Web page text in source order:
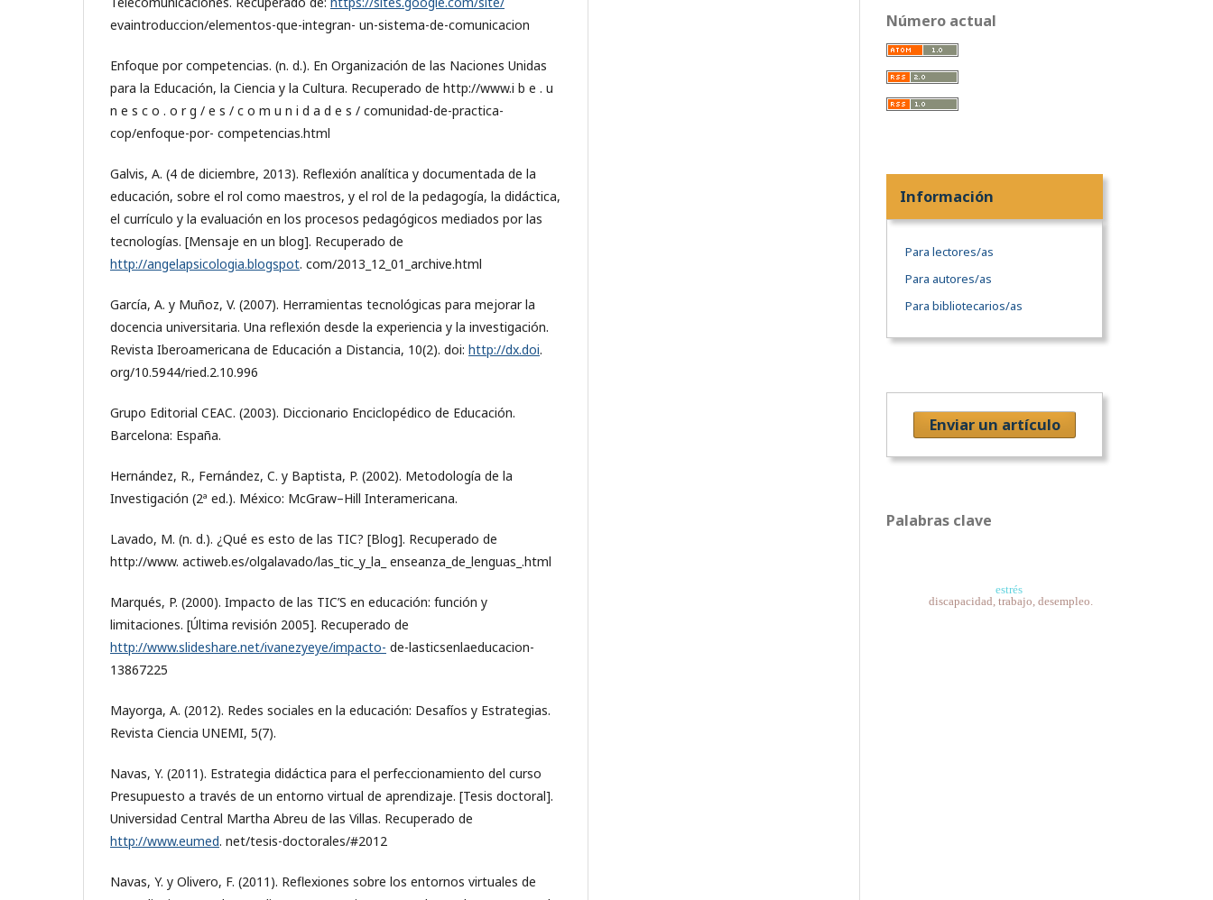
evaintroduccion/elementos-que-integran- un-sistema-de-comunicacion
Enfoque por competencias. (n. d.). En Organización de las Naciones Unidas
para la Educación, la Ciencia y la Cultura. Recuperado de http://www.i b e . u
n e s c o . o r g / e s / c o m u n i d a d e s / comunidad-de-practica-
cop/enfoque-por- competencias.html
Galvis, A. (4 de diciembre, 2013). Reflexión analítica y documentada de la
educación, sobre el rol como maestros, y el rol de la pedagogía, la didáctica,
el currículo y la evaluación en los procesos pedagógicos mediados por las
tecnologías. [Mensaje en un blog]. Recuperado de
http://angelapsicologia.blogspot. com/2013_12_01_archive.html
García, A. y Muñoz, V. (2007). Herramientas tecnológicas para mejorar la
docencia universitaria. Una reflexión desde la experiencia y la investigación.
Revista Iberoamericana de Educación a Distancia, 10(2). doi: http://dx.doi.
org/10.5944/ried.2.10.996
Grupo Editorial CEAC. (2003). Diccionario Enciclopédico de Educación.
Barcelona: España.
Hernández, R., Fernández, C. y Baptista, P. (2002). Metodología de la
Investigación (2ª ed.). México: McGraw–Hill Interamericana.
Lavado, M. (n. d.). ¿Qué es esto de las TIC? [Blog]. Recuperado de
http://www. actiweb.es/olgalavado/las_tic_y_la_ enseanza_de_lenguas_.html
Marqués, P. (2000). Impacto de las TIC’S en educación: función y
limitaciones. [Última revisión 2005]. Recuperado de
http://www.slideshare.net/ivanezyeye/impacto- de-lasticsenlaeducacion-
13867225
Mayorga, A. (2012). Redes sociales en la educación: Desafíos y Estrategias.
Revista Ciencia UNEMI, 5(7).
Navas, Y. (2011). Estrategia didáctica para el perfeccionamiento del curso
Presupuesto a través de un entorno virtual de aprendizaje. [Tesis doctoral].
Universidad Central Martha Abreu de las Villas. Recuperado de
http://www.eumed. net/tesis-doctorales/#2012
Navas, Y. y Olivero, F. (2011). Reflexiones sobre los entornos virtuales de
Número actual
Información
Para lectores/as
Para autores/as
Para bibliotecarios/as
Enviar un artículo
Palabras clave
estrés
discapacidad, trabajo, desempleo.